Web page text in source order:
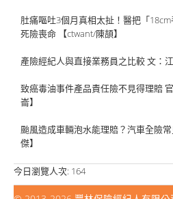
肚痛嘔吐3個月真相太扯！醫把「
死險喪命 【ctwant/陳頡】
產險經紀人與直接業務員之比較 文：
致癌毒油事件產品責任險不見得理賠
崙】
颱風造成車輛泡水能理賠？汽車全險
傑】
今日瀏覽人次: 164